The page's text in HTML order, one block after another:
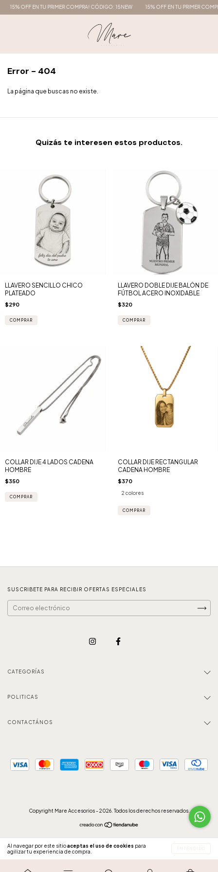
15% OFF EN TU PRIMER COMPRA! CÓDIGO: 15NEW 15% OFF EN TU PRIMER
Al navegar por este sitioaceptas el uso de cookies para
agilizar tu experiencia de compra.
Error - 404
La página que buscas no existe.
Quizás te interesen estos productos.
LLAVERO SENCILLO CHICO
PLATEADO
$290
LLAVERO DOBLE DIJE BALÓN DE
FÚTBOL ACERO INOXIDABLE
$320
COLLAR DIJE 4 LADOS CADENA
HOMBRE
$350
COLLAR DIJE RECTANGULAR
CADENA HOMBRE
$370
2 colores
COMPRAR
SUSCRIBETE PARA RECIBIR OFERTAS ESPECIALES
CATEGORÍAS
POLITICAS
CONTACTÁNOS
Copyright Mare Accesorios - 2026. Todos los derechos reservados.